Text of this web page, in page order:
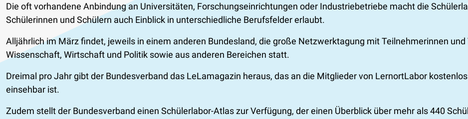
Die oft vorhandene Anbindung an Universitäten, Forschungseinrichtungen oder Industriebetriebe macht die
Schülerinnen und Schülern auch Einblick in unterschiedliche Berufsfelder erlaubt.
Alljährlich im März findet, jeweils in einem anderen Bundesland, die große Netzwerktagung mit Teilnehmerinnen
Wissenschaft, Wirtschaft und Politik sowie aus anderen Bereichen statt.
Dreimal pro Jahr gibt der Bundesverband das LeLamagazin heraus, das an die Mitglieder von LernortLabor
einsehbar ist.
Zudem stellt der Bundesverband einen Schülerlabor-Atlas zur Verfügung, der einen Überblick über mehr als 440